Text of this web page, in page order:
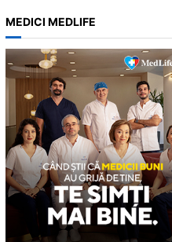
a
r
c
h
MEDICI MEDLIFE